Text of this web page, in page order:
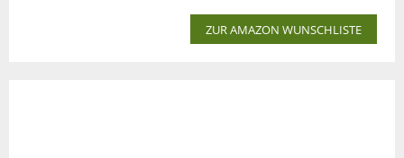
ZUR AMAZON WUNSCHLISTE